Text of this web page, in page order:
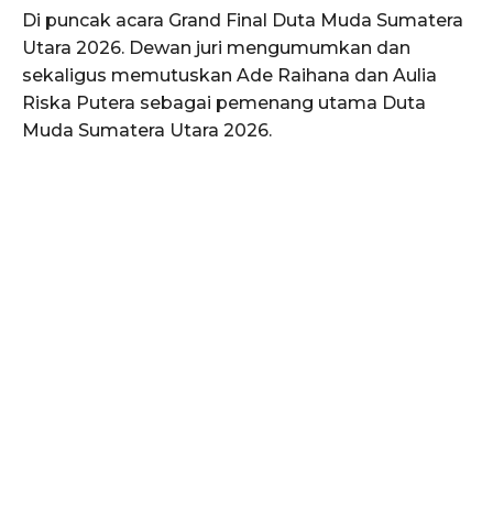
Di puncak acara Grand Final Duta Muda Sumatera
Utara 2026. Dewan juri mengumumkan dan
sekaligus memutuskan Ade Raihana dan Aulia
Riska Putera sebagai pemenang utama Duta
Muda Sumatera Utara 2026.